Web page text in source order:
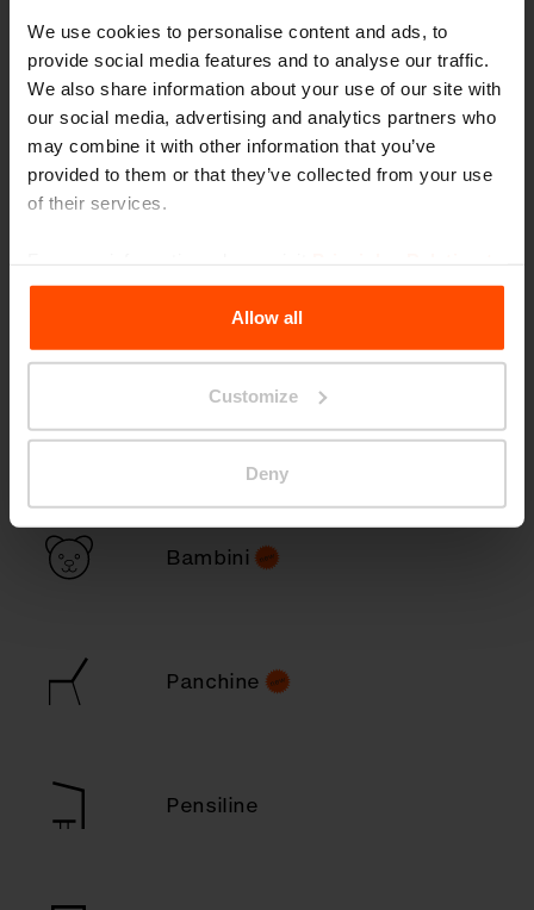
We use cookies to personalise content and ads, to
provide social media features and to analyse our traffic.
We also share information about your use of our site with
our social media, advertising and analytics partners who
may combine it with other information that you’ve
provided to them or that they’ve collected from your use
of their services.
the Processing Personal Data.
Allow all
Customize
Deny
WOODY BABY
Scegli diversa categoria
Parklets
Bambini
Panchine
Pensiline